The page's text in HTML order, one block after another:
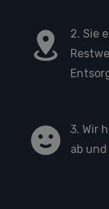
2. Sie
3. Wir
ab